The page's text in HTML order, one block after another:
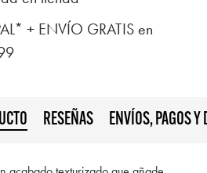
+ ENVÍO GRATIS en
RESEÑAS ENVÍOS, PAGOS Y